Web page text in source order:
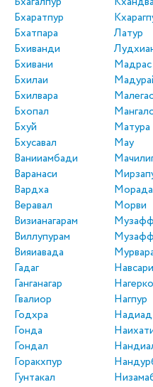
Бхаратпур
Бхатпара
Бхиванди
Бхивани
Бхилаи
Бхилвара
Бхопал
Бхуй
Бхусавал
Ванииамбади
Варанаси
Вардха
Веравал
Визианагарам
Виллупурам
Вияиавада
Гадаг
Ганганагар
Гвалиор
Годхра
Гонда
Гондал
Горакхпур
Гунтакал
Латур
Мадрас
Матура
Мау
Морви
Навсари
Нагпур
Надиад